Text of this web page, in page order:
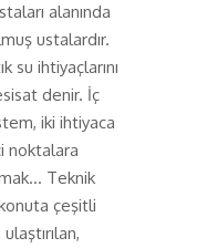
alanında
ustalardır.
su ihtiyaçlarını
denir. İç
iki ihtiyaca
noktalara
Teknik
çeşitli